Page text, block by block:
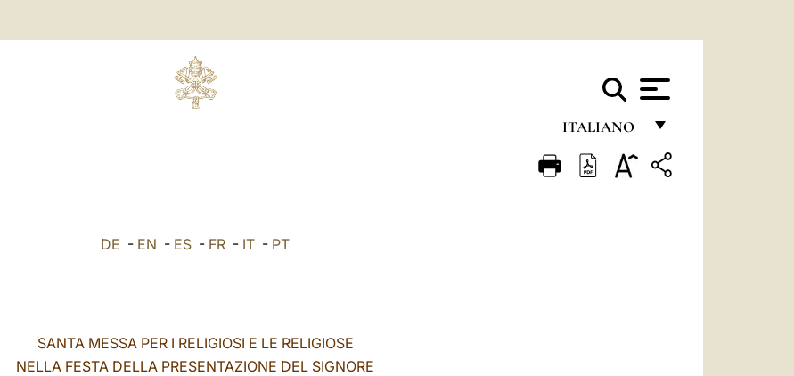
ITALIANO
FRANÇAIS
DE - EN - ES - FR - IT - PT
SANTA MESSA PER I RELIGIOSI E LE RELIGIOSE
NELLA FESTA DELLA PRESENTAZIONE DEL SIGNORE